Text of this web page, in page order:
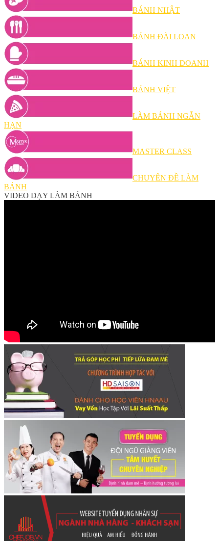
BÁNH NHẬT
BÁNH ĐÀI LOAN
BÁNH KINH DOANH
BÁNH VIỆT
LÀM BÁNH NGẮN
HẠN
MASTER CLASS
CHUYÊN ĐỀ LÀM
BÁNH
VIDEO DẠY LÀM BÁNH